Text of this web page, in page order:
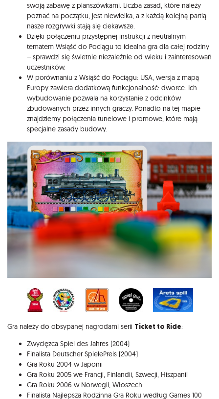
swoją zabawę z planszówkami. Liczba zasad, które należy
poznać na początku, jest niewielka, a z każdą kolejną partią
nasze rozgrywki stają się ciekawsze.
Dzięki połączeniu przystępnej instrukcji z neutralnym
tematem Wsiąść do Pociągu to idealna gra dla całej rodziny
– sprawdzi się świetnie niezależnie od wieku i zainteresowań
uczestników.
W porównaniu z Wsiąść do Pociągu: USA, wersja z mapą
Europy zawiera dodatkową funkcjonalność: dworce. Ich
wybudowanie pozwala na korzystanie z odcinków
zbudowanych przez innych graczy. Ponadto na tej mapie
znajdziemy połączenia tunelowe i promowe, które mają
specjalne zasady budowy.
Gra należy do obsypanej nagrodami serii Ticket to Ride:
Zwycięzca Spiel des Jahres (2004)
Finalista Deutscher SpielePreis (2004)
Gra Roku 2004 w Japonii
Gra Roku 2005 we Francji, Finlandii, Szwecji, Hiszpanii
Gra Roku 2006 w Norwegii, Włoszech
Finalista Najlepsza Rodzinna Gra Roku według Games 100